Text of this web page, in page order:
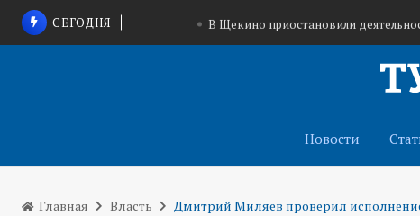
СЕГОДНЯ В Щекино приостановили
На трассе в Запорожской области запущена
Новости
Главная Власть Дмитрий Миляев проверил